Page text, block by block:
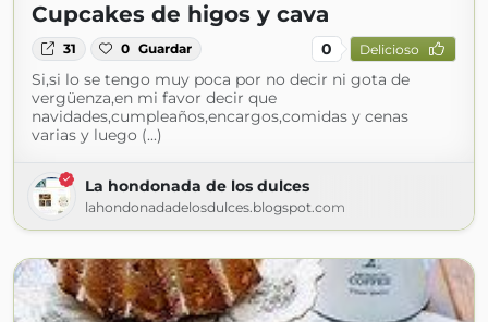
Cupcakes de higos y cava
31 0 Guardar 0 Delicioso
Si,si lo se tengo muy poca por no decir ni gota de
vergüenza,en mi favor decir que
navidades,cumpleaños,encargos,comidas y cenas
varias y luego (...)
La hondonada de los dulces
lahondonadadelosdulces.blogspot.com